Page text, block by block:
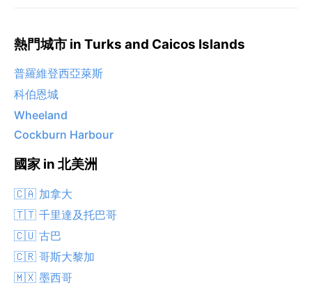
熱門城市 in Turks and Caicos Islands
普羅維登西亞萊斯
科伯恩城
Wheeland
Cockburn Harbour
國家 in 北美洲
🇨🇦 加拿大
🇹🇹 千里達及托巴哥
🇨🇺 古巴
🇨🇷 哥斯大黎加
🇲🇽 墨西哥